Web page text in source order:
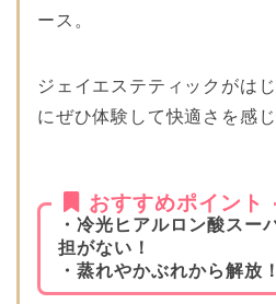
ース。
ジェイエステティックがは
にぜひ体験して快適さを感
おすすめポイント
・冷光ヒアルロン酸スー
担がない！
・蒸れやかぶれから解放！